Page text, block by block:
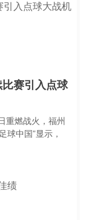
赛引入点球
重燃战火，福州
球中国”显示，